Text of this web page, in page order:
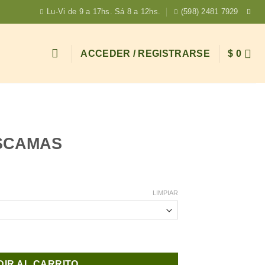
Lu-Vi de 9 a 17hs. Sá 8 a 12hs. (598) 2481 7929
ACCEDER / REGISTRARSE $ 0
LIMPIAR